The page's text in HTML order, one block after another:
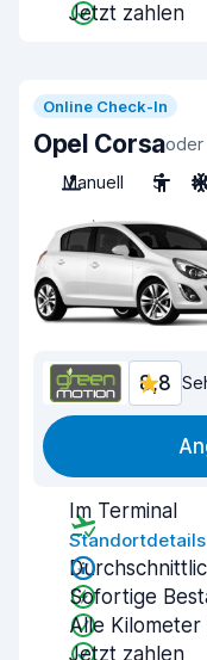
Jetzt zahlen
Online Check-In
Opel Corsaoder
Manuell
5
8,8
Im Terminal
Sofortige
Alle Kilometer
Jetzt zahlen